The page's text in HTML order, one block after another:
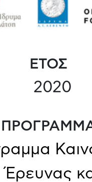
ΕΤΟΣ
2020
Έρευνας